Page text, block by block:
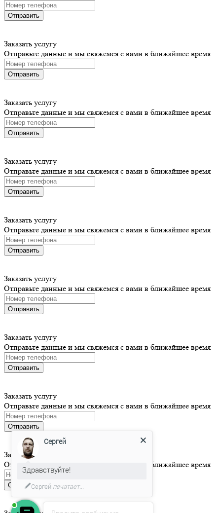
Отправить
Заказать услугу
Отправьте данные и мы свяжемся с вами в ближайшее время
Отправить
Заказать услугу
Отправьте данные и мы свяжемся с вами в ближайшее время
Отправить
Заказать услугу
Отправьте данные и мы свяжемся с вами в ближайшее время
Отправить
Заказать услугу
Отправьте данные и мы свяжемся с вами в ближайшее время
Отправить
Заказать услугу
Отправьте данные и мы свяжемся с вами в ближайшее время
Отправить
Заказать услугу
Отправьте данные и мы свяжемся с вами в ближайшее время
Отправить
Заказать услугу
Отправьте данные и мы свяжемся с вами в ближайшее время
Отправить
Заказать услугу
Отправьте данные и мы свяжемся с вами в ближайшее время
Отправить
Сергей
Здравствуйте!
Сергей печатает...